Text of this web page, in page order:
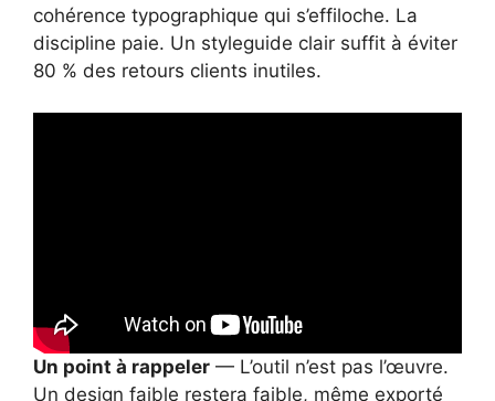
cohérence typographique qui s’effiloche. La
discipline paie. Un styleguide clair suffit à éviter
80 % des retours clients inutiles.
Un point à rappeler — L’outil n’est pas l’œuvre.
Un design faible restera faible, même exporté